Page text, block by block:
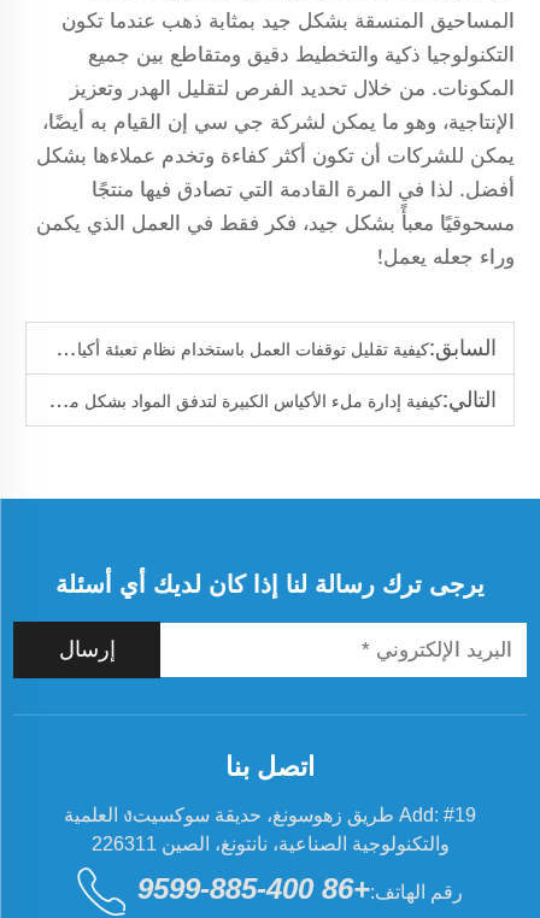
المساحيق المنسقة بشكل جيد بمثابة ذهب عندما تكون
التكنولوجيا ذكية والتخطيط دقيق ومتقاطع بين جميع
المكونات. من خلال تحديد الفرص لتقليل الهدر وتعزيز
الإنتاجية، وهو ما يمكن لشركة جي سي إن القيام به أيضًا،
يمكن للشركات أن تكون أكثر كفاءة وتخدم عملاءها بشكل
أفضل. لذا في المرة القادمة التي تصادق فيها منتجًا
مسحوقيًا معبأً بشكل جيد، فكر فقط في العمل الذي يكمن
وراء جعله يعمل!
السابق:كيفية تقليل توقفات العمل باستخدام نظام تعبئة أكياس آلي
التالي:كيفية إدارة ملء الأكياس الكبيرة لتدفق المواد بشكل متسق
يرجى ترك رسالة لنا إذا كان لديك أي أسئلة
إرسال
اتصل بنا
Add: #19 طريق زهوسونغ، حديقة سوكسيتง العلمية
والتكنولوجية الصناعية، نانتونغ، الصين 226311
رقم الهاتف:+86 400-885-9599